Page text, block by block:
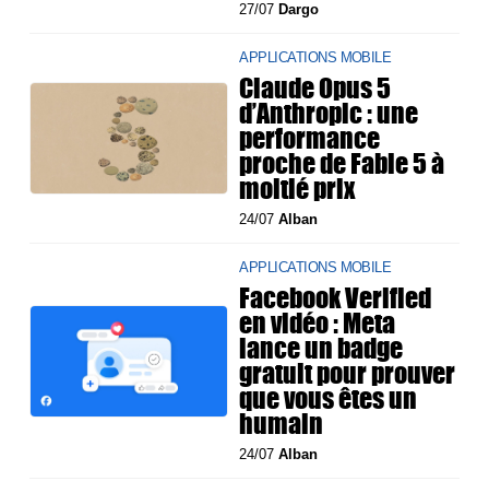
27/07 Dargo
APPLICATIONS MOBILE
Claude Opus 5
d’Anthropic : une
performance
proche de Fable 5 à
moitié prix
24/07Alban
APPLICATIONS MOBILE
Facebook Verified
en vidéo : Meta
lance un badge
gratuit pour prouver
que vous êtes un
humain
24/07Alban